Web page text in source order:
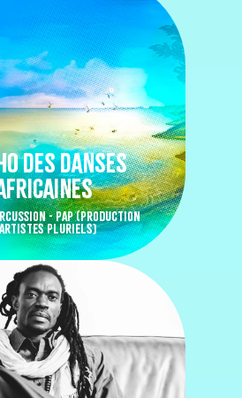
DES DANSES
- PAP (PRODUCTION
PLURIELS)